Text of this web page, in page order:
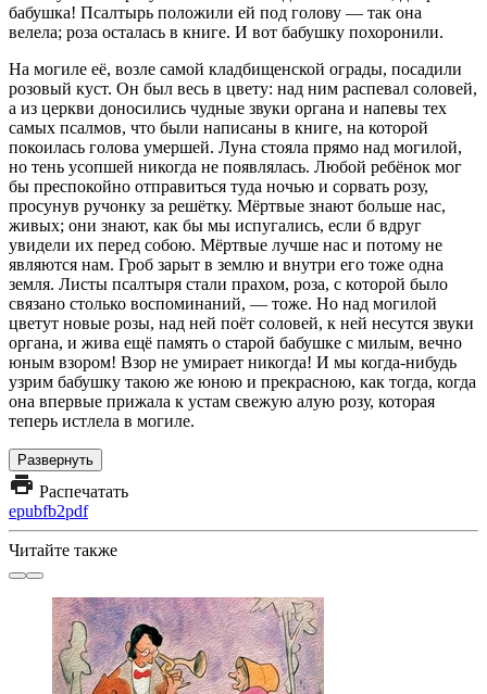
бабушка! Псалтырь положили ей под голову — так она
велела; роза осталась в книге. И вот бабушку похоронили.
На могиле её, возле самой кладбищенской ограды, посадили
розовый куст. Он был весь в цвету: над ним распевал соловей,
а из церкви доносились чудные звуки органа и напевы тех
самых псалмов, что были написаны в книге, на которой
покоилась голова умершей. Луна стояла прямо над могилой,
но тень усопшей никогда не появлялась. Любой ребёнок мог
бы преспокойно отправиться туда ночью и сорвать розу,
просунув ручонку за решётку. Мёртвые знают больше нас,
живых; они знают, как бы мы испугались, если б вдруг
увидели их перед собою. Мёртвые лучше нас и потому не
являются нам. Гроб зарыт в землю и внутри его тоже одна
земля. Листы псалтыря стали прахом, роза, с которой было
связано столько воспоминаний, — тоже. Но над могилой
цветут новые розы, над ней поёт соловей, к ней несутся звуки
органа, и жива ещё память о старой бабушке с милым, вечно
юным взором! Взор не умирает никогда! И мы когда-нибудь
узрим бабушку такою же юною и прекрасною, как тогда, когда
она впервые прижала к устам свежую алую розу, которая
теперь истлела в могиле.
Развернуть
Распечатать
epubfb2pdf
Читайте также